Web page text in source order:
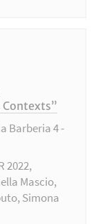
Contexts”
Barberia 4 -
2022,
Mascio,
Simona